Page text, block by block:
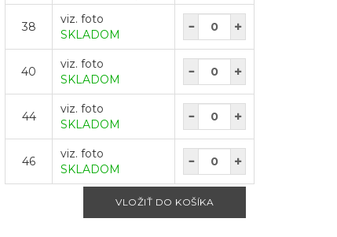
38
viz. foto
SKLADOM
40
viz. foto
SKLADOM
44
viz. foto
SKLADOM
46
viz. foto
SKLADOM